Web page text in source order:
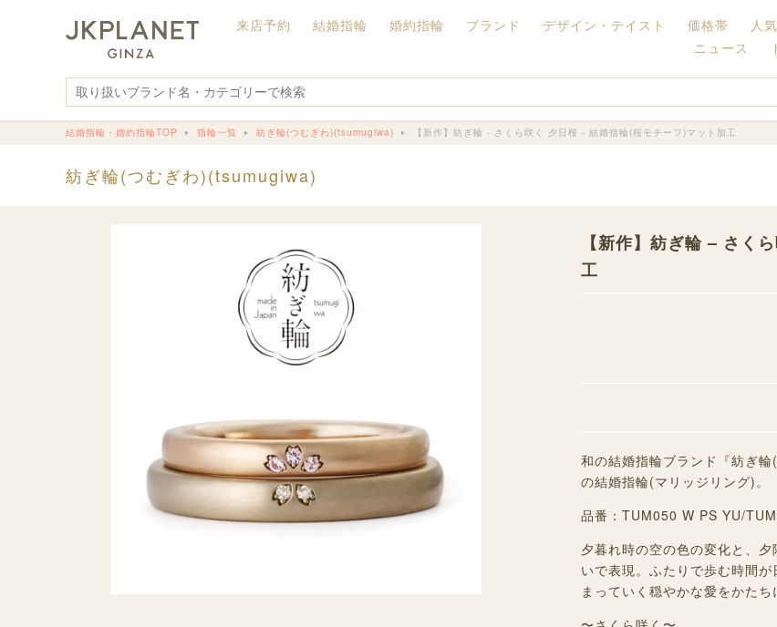
来店予約 結婚指輪 婚約指輪 ブランド デザイン・テイスト 価格帯 人
ニュース
結婚指輪・婚約指輪TOP 指輪一覧 紡ぎ輪(つむぎわ)(tsumugiwa) 【新作】紡ぎ輪 - さくら咲く 夕日桜 - 結婚指輪(桜モチーフ)マット加工
紡ぎ輪(つむぎわ)(tsumugiwa)
【新作】紡ぎ輪 – さく
工
和の結婚指輪ブランド『紡ぎ
の結婚指輪(マリッジリング)。
品番：TUM050 W PSYU/
夕暮れ時の空の色の変化と、
いで表現。ふたりで歩む時間
まっていく穏やかな愛をかたち